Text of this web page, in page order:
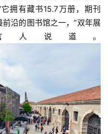
拥有藏书15.7万册，期刊
沿的图书馆之一，”双年展
人说道。